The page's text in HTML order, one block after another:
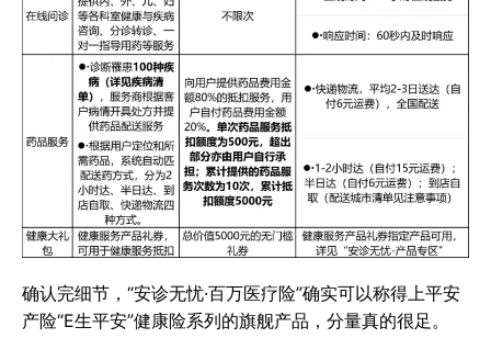
确认完细节，“安诊无忧·百万医疗险”确实可以称得上平安
产险“E生平安”健康险系列的旗舰产品，分量真的很足。